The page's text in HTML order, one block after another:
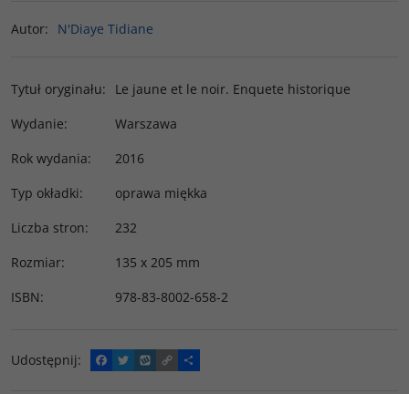
Autor: N'Diaye Tidiane
Tytuł oryginału:
Le jaune et le noir. Enquete historique
Wydanie:
Warszawa
Rok wydania:
2016
Typ okładki:
oprawa miękka
Liczba stron:
232
Rozmiar:
135 x 205 mm
ISBN: 978-83-8002-658-2
Udostępnij:
F
a
T
w
W
y
C
o
P
o